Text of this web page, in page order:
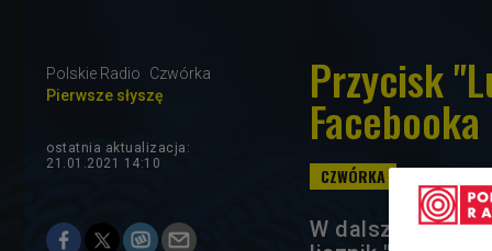
Polskie Radio
Czwórka
Pierwsze słyszę
Przycisk
Facebooka
ostatnia aktualizacja:
21.01.2021 14:10
W dalszym